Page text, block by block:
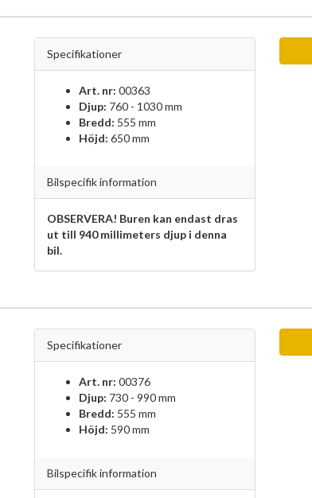
Specifikationer
Art. nr: 00363
Djup: 760 - 1030 mm
Bredd: 555 mm
Höjd: 650 mm
Bilspecifik information
OBSERVERA! Buren kan endast dras
ut till 940 millimeters djup i denna
bil.
Specifikationer
Art. nr: 00376
Djup: 730 - 990 mm
Bredd: 555 mm
Höjd: 590 mm
Bilspecifik information